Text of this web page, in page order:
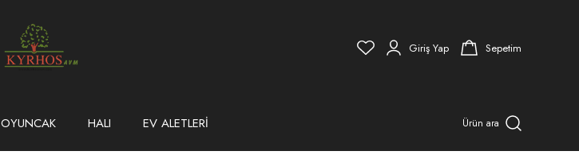
Giriş Yap Sepetim
OYUNCAK HALI EV ALETLERİ Ürün ara